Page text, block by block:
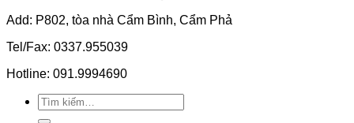
Add: P802, tòa nhà Cẩm Bình, Cẩm Phả
Tel/Fax: 0337.955039
Hotline: 091.9994690
Tìm
kiếm: